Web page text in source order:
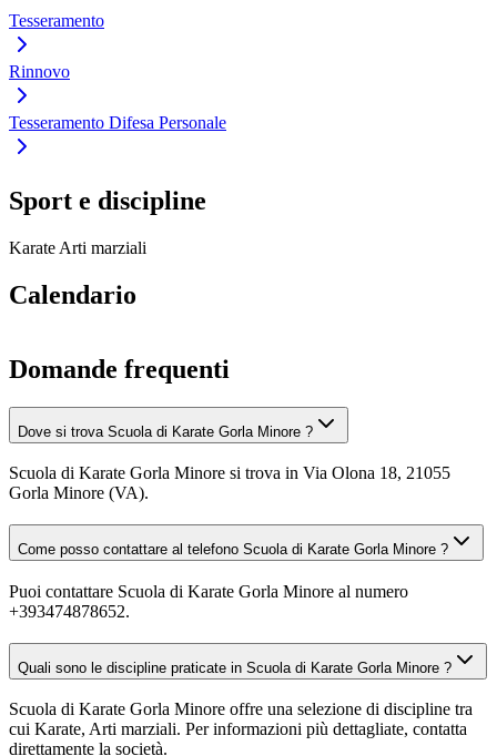
Tesseramento
Rinnovo
Tesseramento Difesa Personale
Sport e discipline
Karate Arti marziali
Calendario
Domande frequenti
Dove si trova Scuola di Karate Gorla Minore ?
Scuola di Karate Gorla Minore si trova in Via Olona 18, 21055
Gorla Minore (VA).
Come posso contattare al telefono Scuola di Karate Gorla Minore ?
Puoi contattare Scuola di Karate Gorla Minore al numero
+393474878652.
Quali sono le discipline praticate in Scuola di Karate Gorla Minore ?
Scuola di Karate Gorla Minore offre una selezione di discipline tra
cui Karate, Arti marziali. Per informazioni più dettagliate, contatta
direttamente la società.